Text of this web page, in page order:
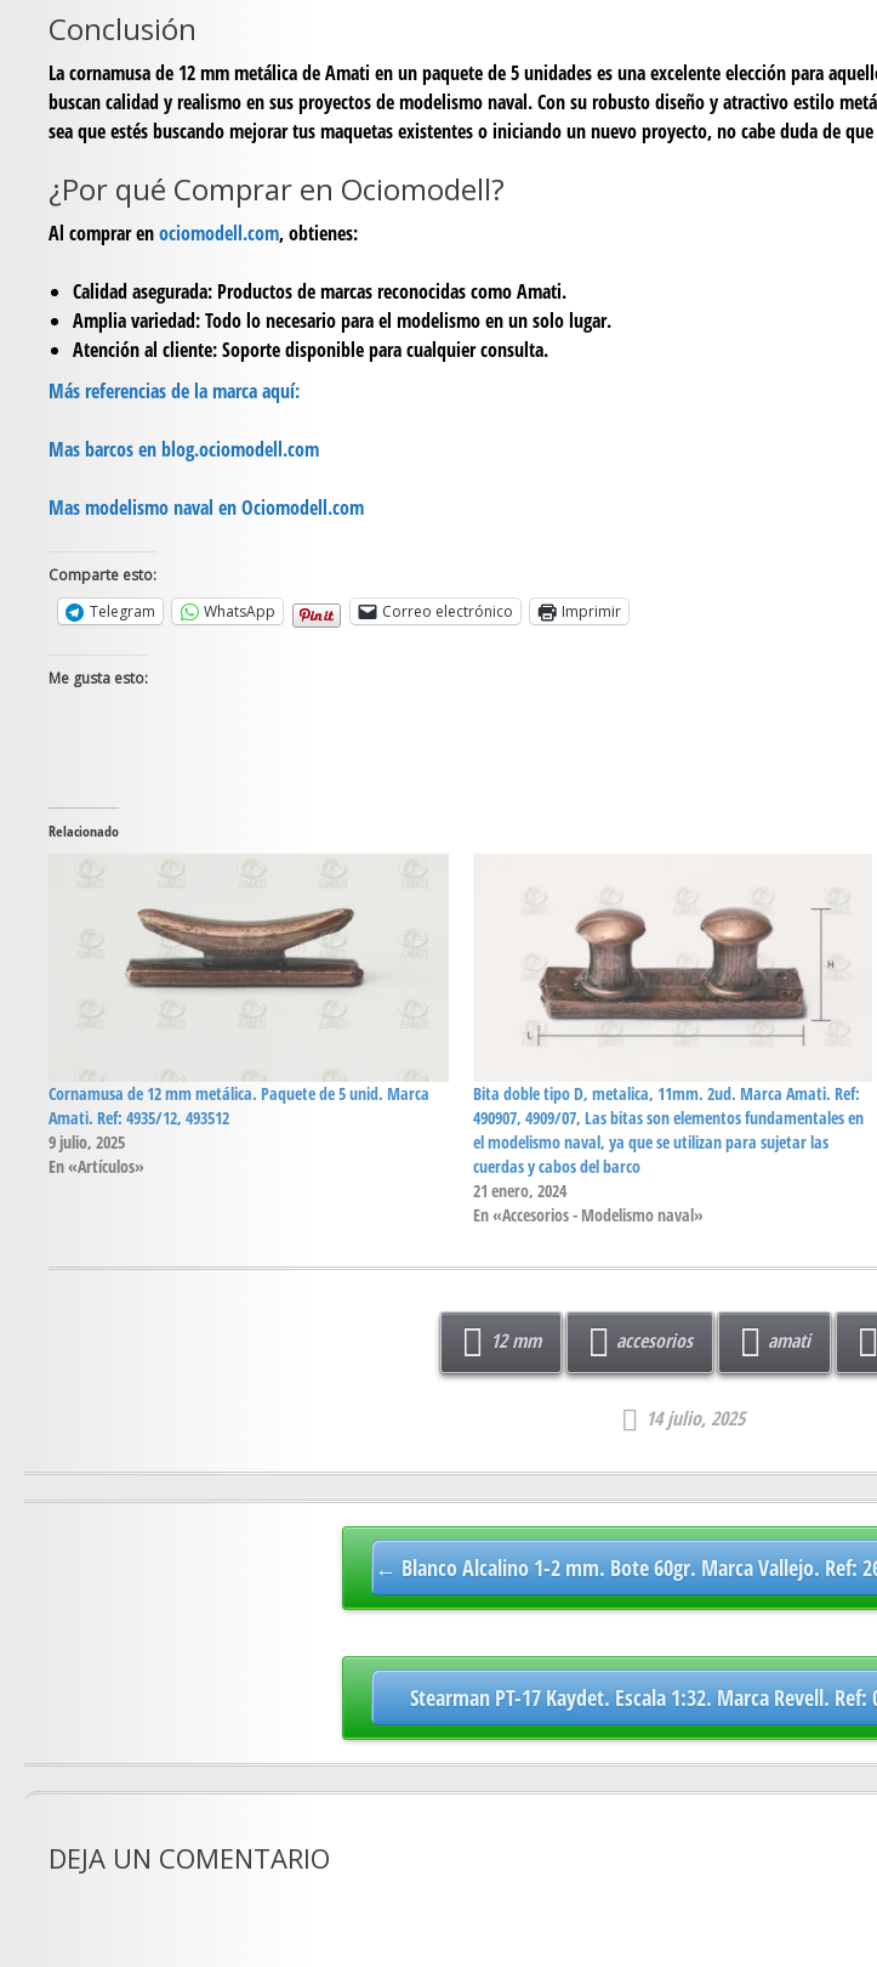
Conclusión
La cornamusa de 12 mm metálica de Amati en un paquete de 5 unidades es una excelente elección para
buscan calidad y realismo en sus proyectos de modelismo naval. Con su robusto diseño y atractivo estilo
sea que estés buscando mejorar tus maquetas existentes o iniciando un nuevo proyecto, no cabe duda de
¿Por qué Comprar en Ociomodell?
Al comprar enociomodell.com, obtienes:
Calidad asegurada: Productos de marcas reconocidas como Amati.
Amplia variedad:Todo lo necesario para el modelismo en un solo lugar.
Atención al cliente: Soporte disponible para cualquier consulta.
Más referencias de la marca aquí:
Mas barcos en blog.ociomodell.com
Mas modelismo naval en Ociomodell.com
Comparte esto:
Telegram
WhatsApp Correo electrónico Imprimir
Me gusta esto:
Relacionado
Cornamusa de 12 mm metálica. Paquete de 5 unid. Marca
Amati. Ref: 4935/12, 493512
9 julio, 2025
En «Artículos»
Bita doble tipo D, metalica, 11mm. 2ud. Marca Amati. Ref:
490907, 4909/07, Las bitas son elementos fundamentales en
el modelismo naval, ya que se utilizan para sujetar las
cuerdas y cabos del barco
21 enero, 2024
En «Accesorios - Modelismo naval»
12 mm accesorios amati
14 julio, 2025
Post
Stearman PT-17 Kaydet. Escala 1:32. Marca Revell.
← Blanco Alcalino 1-2 mm. Bote 60gr. Marca Vallejo. Ref:
DEJA UN COMENTARIO